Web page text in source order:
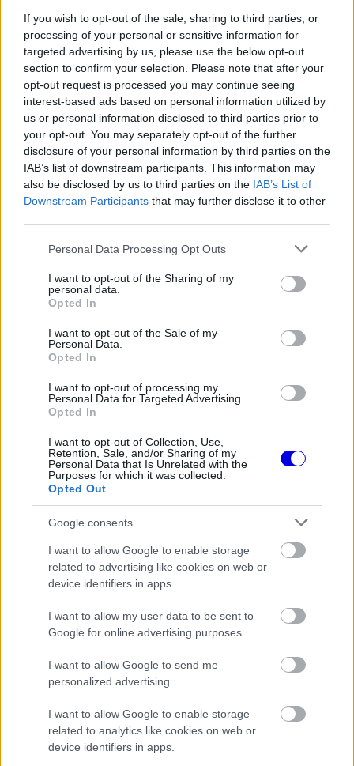
If you wish to opt-out of the sale, sharing to third parties, or
processing of your personal or sensitive information for
targeted advertising by us, please use the below opt-out
section to confirm your selection. Please note that after your
opt-out request is processed you may continue seeing
interest-based ads based on personal information utilized by
us or personal information disclosed to third parties prior to
your opt-out. You may separately opt-out of the further
disclosure of your personal information by third parties on the
IAB’s list of downstream participants. This information may
also be disclosed by us to third parties on the IAB’s List of
Downstream Participants that may further disclose it to other
Please note that this website/app uses one or more Google
not limited to your visit or usage behaviour. You may click to
grant or deny consent to Google and its third-party tags to
use your data for below specified purposes in below Google
consent section.
Personal Data Processing Opt Outs
I want to opt-out of the Sharing of my
personal data.
Opted In
I want to opt-out of the Sale of my
Personal Data.
Opted In
I want to opt-out of processing my
Personal Data for Targeted Advertising.
Opted In
I want to opt-out of Collection, Use,
Retention, Sale, and/or Sharing of my
Personal Data that Is Unrelated with the
Purposes for which it was collected.
Opted Out
Google consents
I want to allow Google to enable storage
related to advertising like cookies on web or
device identifiers in apps.
I want to allow my user data to be sent to
Google for online advertising purposes.
I want to allow Google to send me
personalized advertising.
I want to allow Google to enable storage
related to analytics like cookies on web or
device identifiers in apps.
Video
Player
is
loading.
This
a
modal
window.
The media could not be loaded, either because
the server or network failed or because the format
is not supported.
A jelenlegi tervek szerint a DRS helyét az
úgynevezett „Overtake Mode”, azaz előzési mód
veszi át, ami teljes egészében az autók hibrid
rendszerére és az energiamenedzsmentre épül. A
Mercedestechnikai igazgatója, James Allison
szerint azonban ez az új mechanizmus közel sem
lesz olyan hatékony, mint a korábbi megoldás.
EZEKET IS AJÁNLJUK
FORMA-1
Ijesztő jelzés Spából, tényleg túl
FORMA-1
Sainz visszatérne a Red Bullhoz,
ahol a győzelemért harcolhatna
Minden lapját egyetlen pilótára
teheti fel a Ferrari
„A legnagyobb különbség az, hogy itt nem az